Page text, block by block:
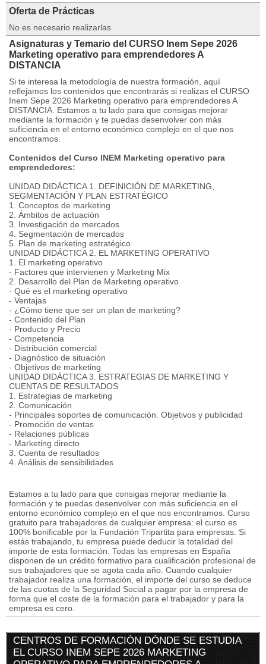
Oferta de Prácticas
No es necesario realizarlas
Asignaturas y Temario del CURSO Inem Sepe 2026
Marketing operativo para emprendedores A
DISTANCIA
Si te interesa la metodología de nuestra formación, aquí
reflejamos los contenidos que encontrarás si realizas el CURSO
Inem Sepe 2026 Marketing operativo para emprendedores A
DISTANCIA. Estamos a tu lado para que consigas mejorar
mediante la formación y te puedas desenvolver con más
suficiencia en el entorno económico complejo en el que nos
encontramos.
Contenidos del Curso INEM Marketing operativo para
emprendedores:
UNIDAD DIDÁCTICA 1. DEFINICIÓN DE MARKETING,
SEGMENTACIÓN Y PLAN ESTRATÉGICO
1. Conceptos de marketing
2. Ámbitos de actuación
3. Investigación de mercados
4. Segmentación de mercados
5. Plan de marketing estratégico
UNIDAD DIDÁCTICA 2. EL MARKETING OPERATIVO
1. El marketing operativo
- Factores que intervienen y Marketing Mix
2. Desarrollo del Plan de Marketing operativo
- Qué es el marketing operativo
- Ventajas
- ¿Cómo tiene que ser un plan de marketing?
- Contenido del Plan
- Producto y Precio
- Competencia
- Distribución comercial
- Diagnóstico de situación
- Objetivos de marketing
UNIDAD DIDÁCTICA 3. ESTRATEGIAS DE MARKETING Y
CUENTAS DE RESULTADOS
1. Estrategias de marketing
2. Comunicación
- Principales soportes de comunicación. Objetivos y publicidad
- Promoción de ventas
- Relaciones públicas
- Marketing directo
3. Cuenta de resultados
4. Análisis de sensibilidades
Estamos a tu lado para que consigas mejorar mediante la
formación y te puedas desenvolver con más suficiencia en el
entorno económico complejo en el que nos encontramos. Curso
gratuito para trabajadores de cualquier empresa: el curso es
100% bonificable por la Fundación Tripartita para empresas. Si
estás trabajando, tu empresa puede deducir la totalidad del
importe de esta formación. Todas las empresas en España
disponen de un crédito formativo para cualificación profesional de
sus trabajadores que se agota cada año. Cuando cualquier
trabajador realiza una formación, el importe del curso se deduce
de las cuotas de la Seguridad Social a pagar por la empresa de
forma que el coste de la formación para el trabajador y para la
empresa es cero.
CENTROS DE FORMACIÓN DÓNDE SE ESTUDIA
EL CURSO INEM SEPE 2026 MARKETING